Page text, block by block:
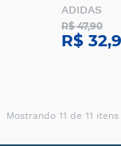
ADIDAS
R$ 47,90
R$
Mostrando 11 de 11 itens